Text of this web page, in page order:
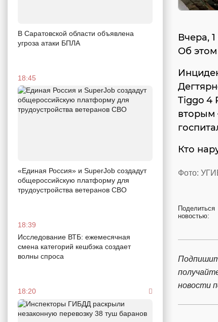
В Саратовской области объявлена
угроза атаки БПЛА
18:45
«Единая Россия» и SuperJob создадут
общероссийскую платформу для
трудоустройства ветеранов СВО
18:39
Исследование ВТБ: ежемесячная
смена категорий кешбэка создает
волны спроса
18:20
Вчера,
Об
Tiggo 4
вторым
Кто
Фото:
Поделиться
новостью:
новости